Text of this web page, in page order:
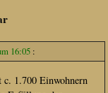
16:05 :
1.700 Einwohnern